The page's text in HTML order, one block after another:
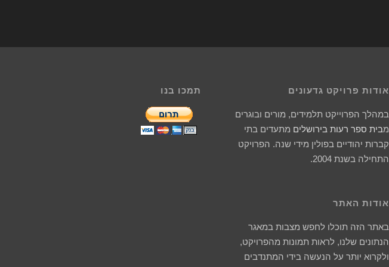
אודות פרויקט גדעונים
במהלך הפרוייקט תלמידים, מורים ובוגרים
מבית ספר רעות בירושלים מתעדים בתי
קברות יהודיים בפולין מידי שנה. הפרויקט
התחילה בשנת 2004.
אודות האתר
באתר הזה תוכלו לחפש מצבות במאגר
הנתונים שלנו, לראות תמונות מהפרויקט,
ולקרוא יותר על הנעשה בידי המתנדבים
תמכו בנו